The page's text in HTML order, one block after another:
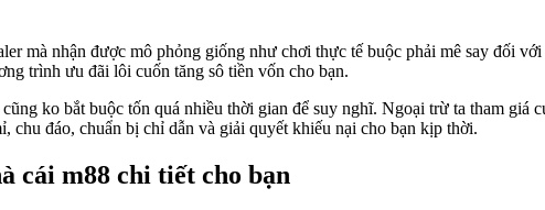
mà nhận được mô phỏng giống như chơi thực tế buộc phải mê say đối
trình ưu đãi lôi cuốn tăng sô tiền vốn cho bạn.
ko bắt buộc tốn quá nhiều thời gian để suy nghĩ. Ngoại trừ ta tham
chu đáo, chuẩn bị chỉ dẫn và giải quyết khiếu nại cho bạn kịp thời.
cái m88 chi tiết cho bạn